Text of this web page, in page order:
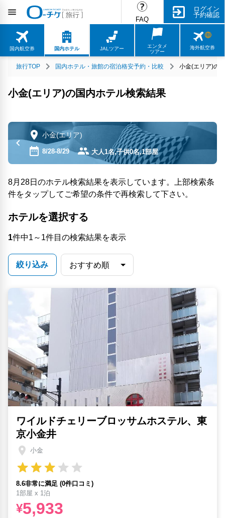
FAQ
ログイン
予約確認
国内航空券 国内ホテル JALツアー
エンタメ
ツアー
海外航空券
旅行TOP 国内ホテル・旅館の宿泊格安予約・比較 小金(エリア)の
小金(エリア)の国内ホテル検索結果
小金(エリア)
8/28-8/29 大人1名,子供0名,1部屋
8月28日のホテル検索結果を表示しています。上部検索条
件をタップしてご希望の条件で再検索して下さい。
ホテルを選択する
1件中1～1件目の検索結果を表示
絞り込み
ワイルドチェリーブロッサムホステル、東
京小金井
小金
8.6非常に満足 (0件口コミ)
1部屋 x 1泊
¥5,933